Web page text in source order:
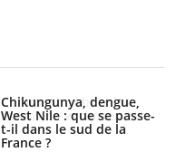
Chikungunya, dengue,
West Nile : que se passe-
t-il dans le sud de la
France ?